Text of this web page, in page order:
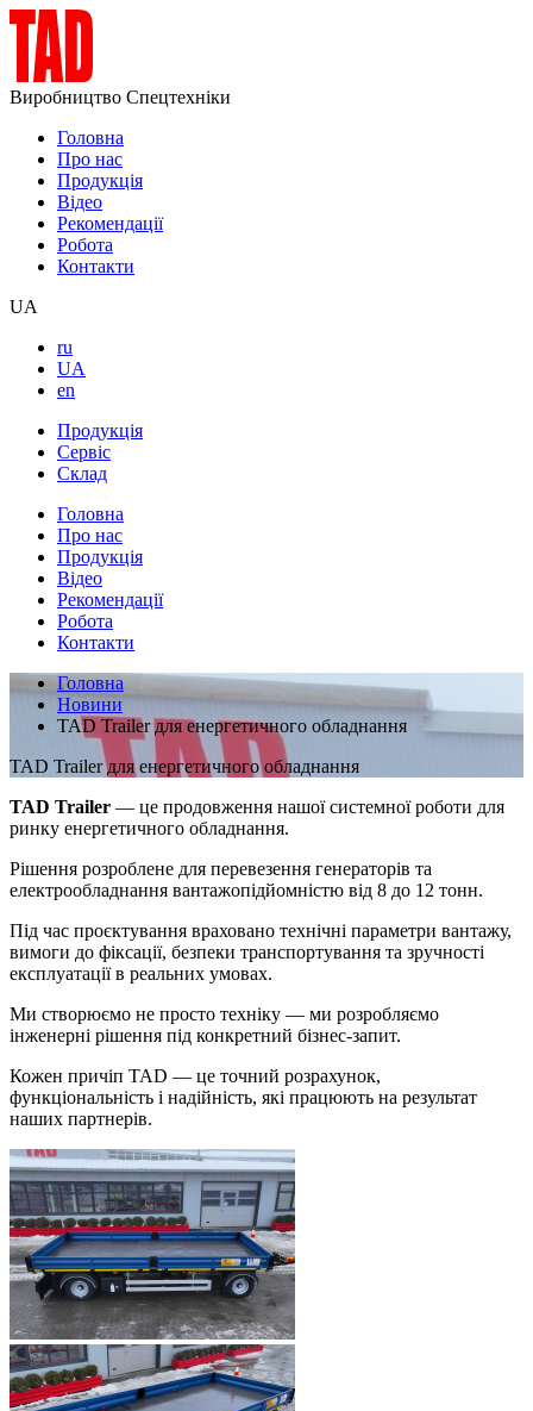
Виробництво Спецтехніки
Головна
Про нас
Продукція
Відео
Рекомендації
Робота
Контакти
UA
ru
UA
en
Продукція
Сервіс
Склад
Головна
Про нас
Продукція
Відео
Рекомендації
Робота
Контакти
Головна
Новини
TAD Trailer для енергетичного обладнання
TAD Trailer для енергетичного обладнання
TAD Trailer — це продовження нашої системної роботи для
ринку енергетичного обладнання.
Рішення розроблене для перевезення генераторів та
електрообладнання вантажопідйомністю від 8 до 12 тонн.
Під час проєктування враховано технічні параметри вантажу,
вимоги до фіксації, безпеки транспортування та зручності
експлуатації в реальних умовах.
Ми створюємо не просто техніку — ми розробляємо
інженерні рішення під конкретний бізнес-запит.
Кожен причіп TAD — це точний розрахунок,
функціональність і надійність, які працюють на результат
наших партнерів.